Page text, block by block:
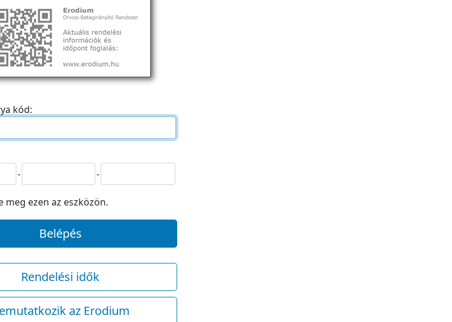
kód:
-
-
meg ezen az eszközön.
Belépés
Rendelési idők
az Erodium